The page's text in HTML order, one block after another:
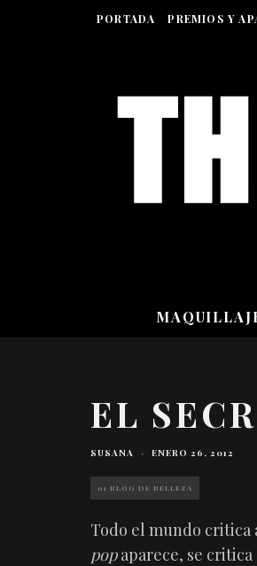
PORTADA PREMIOS Y
EL
SUSANA · ENERO 26, 2012
01 BLOG DE BELLEZA
Todo el mundo critica
popaparece, se critica